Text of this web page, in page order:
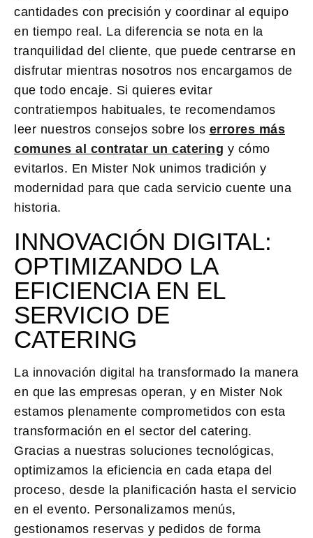
cantidades con precisión y coordinar al equipo
en tiempo real. La diferencia se nota en la
tranquilidad del cliente, que puede centrarse en
disfrutar mientras nosotros nos encargamos de
que todo encaje. Si quieres evitar
contratiempos habituales, te recomendamos
leer nuestros consejos sobre los errores más
comunes al contratar un catering y cómo
evitarlos. En Mister Nok unimos tradición y
modernidad para que cada servicio cuente una
historia.
INNOVACIÓN DIGITAL:
OPTIMIZANDO LA
EFICIENCIA EN EL
SERVICIO DE
CATERING
La innovación digital ha transformado la manera
en que las empresas operan, y en Mister Nok
estamos plenamente comprometidos con esta
transformación en el sector del catering.
Gracias a nuestras soluciones tecnológicas,
optimizamos la eficiencia en cada etapa del
proceso, desde la planificación hasta el servicio
en el evento. Personalizamos menús,
gestionamos reservas y pedidos de forma